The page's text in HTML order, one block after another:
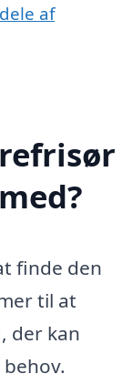
af
finde den
til at
der kan